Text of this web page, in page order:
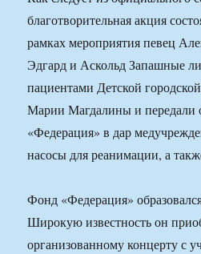
благотворительная акция
рамках мероприятия певец
Эдгард и Аскольд Запашные
пациентами Детской
Марии Магдалины и передали
«Федерация» в дар
насосы для реанимации, а
Фонд «Федерация»
Широкую известность он
организованному концерту с